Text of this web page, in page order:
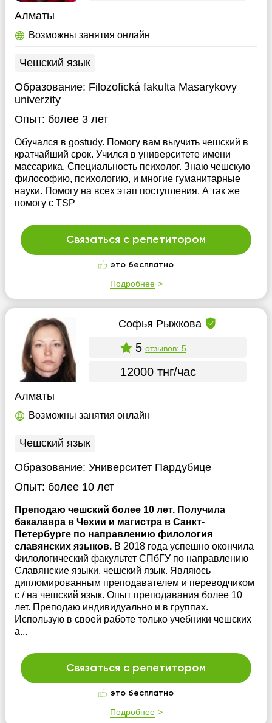
Алматы
Возможны занятия онлайн
Чешский язык
Образование: Filozofická fakulta Masarykovy
univerzity
Опыт: более 3 лет
Обучался в gostudy. Помогу вам выучить чешский в
кратчайший срок. Учился в университете имени
массарика. Специальность психолог. Знаю чешскую
философию, психологию, и многие гуманитарные
науки. Помогу на всех этап поступления. А так же
помогу с TSP
Связаться с репетитором
это бесплатно
Подробнее
Софья Рыжкова
5 отзывов: 5
12000 тнг/час
Алматы
Возможны занятия онлайн
Чешский язык
Образование: Университет Пардубице
Опыт: более 10 лет
Преподаю чешский более 10 лет. Получила
бакалавра в Чехии и магистра в Санкт-
Петербурге по направлению филология
славянских языков. В 2018 года успешно окончила
Филологический факультет СПбГУ по направлению
Славянские языки, чешский язык. Являюсь
дипломированным преподавателем и переводчиком
с / на чешский язык. Опыт преподавания более 10
лет. Преподаю индивидуально и в группах.
Использую в своей работе только учебники чешских
а...
Связаться с репетитором
это бесплатно
Подробнее